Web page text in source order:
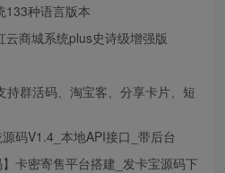
133种语言版本
商城系统plus史诗级增强版
持群活码、淘宝客、分享卡片、短
码V1.4_本地API接口_带后台
】卡密寄售平台搭建_发卡宝源码下